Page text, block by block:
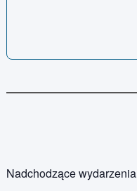
Nadchodzące wydarzenia